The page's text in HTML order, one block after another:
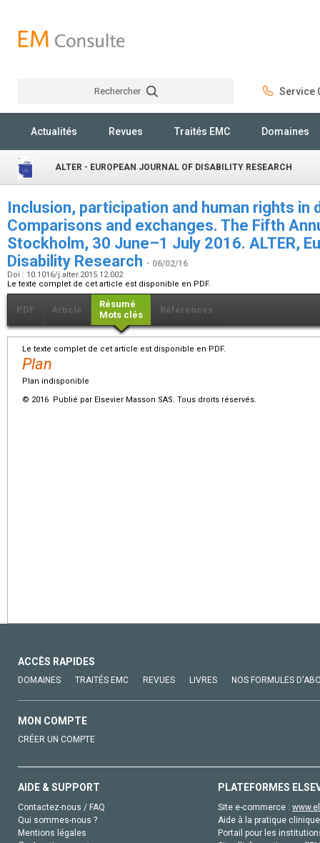
Rechercher Service
Actualités Revues Traités EMC Domaines
ALTER - EUROPEAN JOURNAL OF DISABILITY RESEARCH
Inclusion, participation and human rights in
Comparisons and exchanges. The Fifth
Stockholm, 30 June–1 July 2016. ALTER,
Disability Research - 06/02/16
Doi : 10.1016/j.alter.2015.12.002
Le texte complet de cet article est disponible en PDF.
PDF Article
Résumé
Mots clés
Références
Le texte complet de cet article est disponible en PDF.
Plan
Plan indisponible
© 2016 Publié par Elsevier Masson SAS. Tous droits réservés.
ACCÈS RAPIDES
DOMAINES TRAITÉS EMC REVUES LIVRES NOS FORMULES
MON COMPTE
CRÉER UN COMPTE
AIDE & SUPPORT
Contactez-nous / FAQ
Qui sommes-nous ?
Mentions légales
PLATEFORMES
Site e-commerce :
Aide à la pratique
Portail pour les